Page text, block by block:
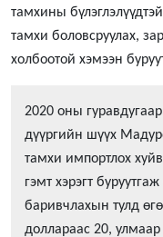
тамхины
тамхи боловсруулах,
холбоотой хэмээн
2020 оны
дүүргийн шүүх
тамхи импортлох
гэмт хэрэгт
баривчлахын тулд
доллараас 20, улмаар